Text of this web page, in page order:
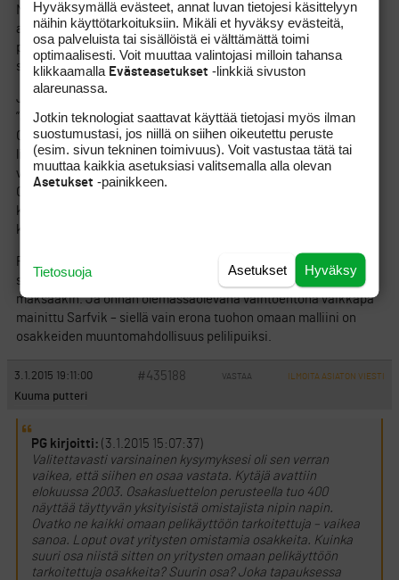
Mitenhän pitkä jono olisi tuohon osakkeen ostojonoon
avajaispäivänä. Vertailun vuoksi Sarfikissa maksaa osakkeen
pelioikeudet (osakkeenomistajat+puolisi+2 junioria) tuota
samaa luokkaa.
Jonon pituudesta en tiedä, mutta 500 merkitsijäähän tuohon
”antiini” tarvittaisiin.
Omassa kalkyylissani hinnoittelin myös nuo osakkeisiin
liitettävät perhepelioikeudet ja päädyin luokkaa alta 2000 €
vuosivastikkeeseen/pelioikeus.
Onko se sitten kallista vai ei – peliväljyydestä ja pallorännistä
kahdelle kentälle? Elämä on, sanotaan, mutta ei kai tuo
kalliimpaa ole kuin vaikkapa omistusauton ylläpitäminen.
Ps. Enkä tuota ehkä niin vakavissani esittänytkään; kunhan olin
sitä mieltä, että hyvästä ja omaan pirtaan sopivasta voi hieman
maksaakin. Ja onhan olemassaolevana vaihtoehtona vaikkapa
mainittu Sarfvik – siellä vain erona tuohon omaan malliini on
osakkeiden muuntomahdollisuus pelilipuiksi.
3.1.2015 19:11:00 #435188 VASTAA ILMOITA ASIATON VIESTI
Kuuma putteri
PG kirjoitti: (3.1.2015 15:07:37)
Valitettavasti varsinainen kysymyksesi oli sen verran
vaikea, että siihen en osaa vastata. Kytäjä avattiin
elokuussa 2003. Osakasluettelon perusteella tuo 400
näyttää täyttyvän yksityisistä omistajista nipin napin.
Ovatko ne kaikki omaan pelikäyttöön tarkoitettuja – vaikea
sanoa. Loput ovat yritysten omistamia osakkeita. Kuinka
suuri osa niistä sitten on yritysten omaan pelikäyttöön
tarkoitettuja osakkeita? Suurin osa? Joka tapauksessa
Hyväksymällä evästeet, annat luvan tietojesi käsittelyyn
näihin käyttötarkoituksiin. Mikäli et hyväksy evästeitä,
osa palveluista tai sisällöistä ei välttämättä toimi
optimaalisesti. Voit muuttaa valintojasi milloin tahansa
klikkaamalla Evästeasetukset -linkkiä sivuston
alareunassa.
Jotkin teknologiat saattavat käyttää tietojasi myös ilman
suostumustasi, jos niillä on siihen oikeutettu peruste
(esim. sivun tekninen toimivuus). Voit vastustaa tätä tai
muuttaa kaikkia asetuksiasi valitsemalla alla olevan
Asetukset -painikkeen.
Hyväksy
Asetukset
Tietosuoja